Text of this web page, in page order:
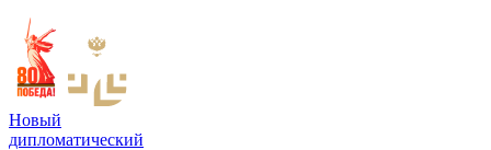
Новый
дипломатический